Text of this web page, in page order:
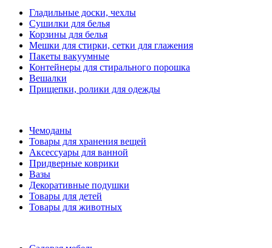
Гладильные доски, чехлы
Сушилки для белья
Корзины для белья
Мешки для стирки, сетки для глажения
Пакеты вакуумные
Контейнеры для стирального порошка
Вешалки
Прищепки, ролики для одежды
Чемоданы
Товары для хранения вещей
Аксессуары для ванной
Придверные коврики
Вазы
Декоративные подушки
Товары для детей
Товары для животных